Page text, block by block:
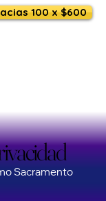
100 x $600
Sacramento